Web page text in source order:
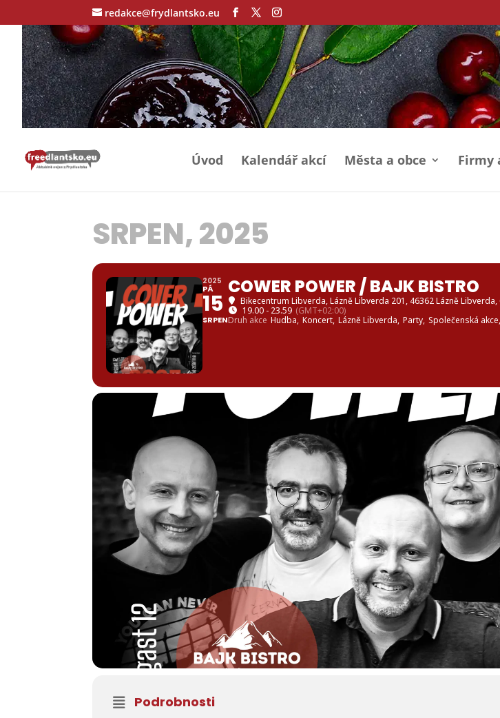
redakce@frydlantsko.eu
Úvod Kalendář akcí Města a obce Firmy
SRPEN, 2025
2025
PÁ
15
SRPEN
COWER POWER / BAJK BISTRO
Bikecentrum Libverda, Lázně Libverda 201, 46362 Lázně Libverda,
19.00 - 23.59 (GMT+02:00)
Druh akce Hudba, Koncert, Lázně Libverda, Party, Společenská akce,
Podrobnosti